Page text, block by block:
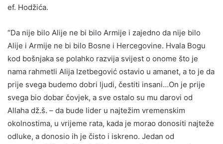
ef. Hodžića.
“Da nije bilo Alije ne bi bilo Armije i zajedno da nije bilo
Alije i Armije ne bi bilo Bosne i Hercegovine. Hvala Bogu
kod bošnjaka se polahko razvija svijest o onome što je
nama rahmetli Alija Izetbegović ostavio u amanet, a to je da
prije svega budemo dobri ljudi, čestiti insani…On je prije
svega bio dobar čovjek, a sve ostalo su mu darovi od
Allaha dž.š. – da bude lider u najtežim vremenskim
okolnostima, u vrijeme rata, kada je morao donositi najteže
odluke, a donosio ih je čisto i iskreno. Jedan od